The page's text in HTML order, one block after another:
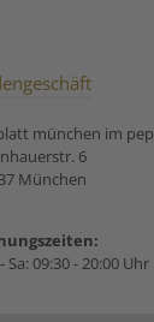
münchen im pep
6
München
Sa: 09:30 - 20:00 Uhr